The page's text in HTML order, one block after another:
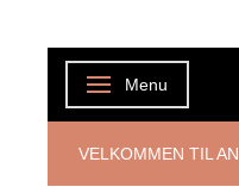
Skifte navigation
Menu
VELKOMMEN TIL